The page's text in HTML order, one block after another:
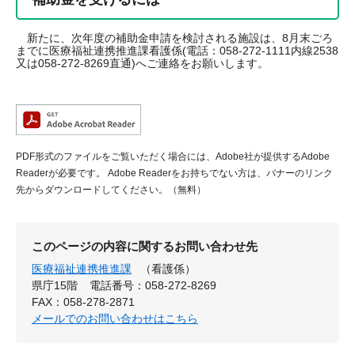
新たに、次年度の補助金申請を検討される施設は、8月末ごろ
までに医療福祉連携推進課看護係(電話：058-272-1111内線2538
又は058-272-8269直通)へご連絡をお願いします。
PDF形式のファイルをご覧いただく場合には、Adobe社が提供するAdobe
Readerが必要です。
Adobe Readerをお持ちでない方は、バナーのリンク
先からダウンロードしてください。（無料）
このページの内容に関するお問い合わせ先
医療福祉連携推進課
（看護係）
県庁15階
電話番号：058-272-8269
FAX：058-278-2871
メールでのお問い合わせはこちら